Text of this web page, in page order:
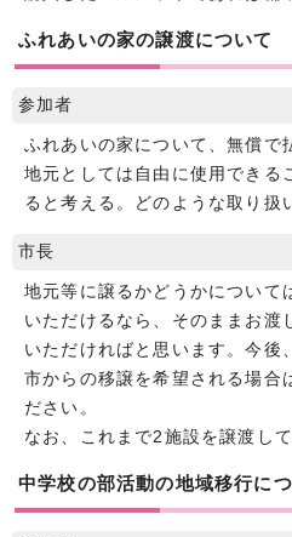
ふれあいの家の譲渡について
参加者
ふれあいの家について、無償で
地元としては自由に使用できる
ると考える。どのような取り扱
市長
地元等に譲るかどうかについて
いただけるなら、そのままお渡
いただければと思います。今後
市からの移譲を希望される場合
ださい。
なお、これまで2施設を譲渡して
中学校の部活動の地域移行に